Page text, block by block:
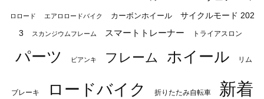
ロロード エアロロードバイク カーボンホイール
サイクルモード 202
3
スカンジウムフレーム スマートトレーナー トライアスロン
パーツ ビアンキ フレーム ホイール リム
ブレーキ ロードバイク 折りたたみ自転車
新着